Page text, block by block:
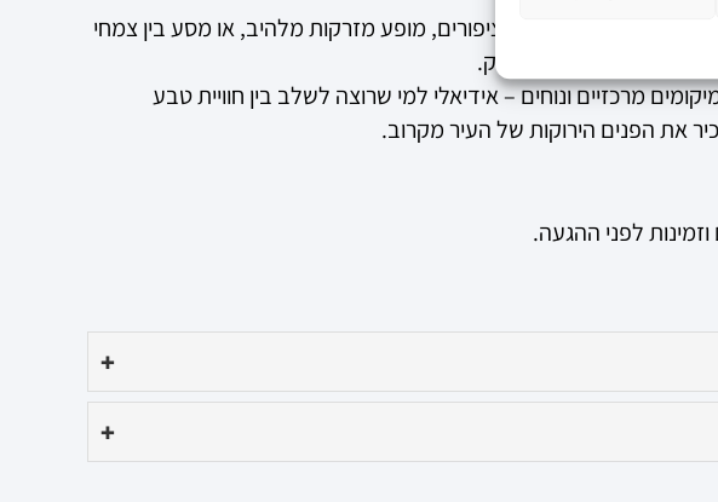
אתם מחפשים שקט עם ציפורים, מופע מזרקות מלהיב, או מסע בין צמחי
– צד רך, פורח ומחבק.
מרכזיים ונוחים – אידיאלי למי שרוצה לשלב בין חוויית טבע
את הפנים הירוקות של העיר מקרוב.
לפני ההגעה.
+
+